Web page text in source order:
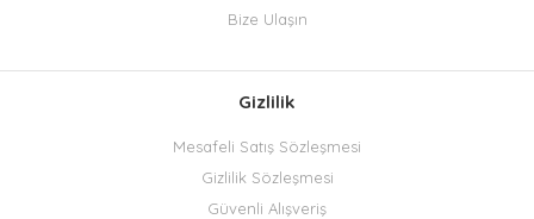
Bize Ulaşın
Gizlilik
Mesafeli Satış Sözleşmesi
Gizlilik Sözleşmesi
Güvenli Alışveriş